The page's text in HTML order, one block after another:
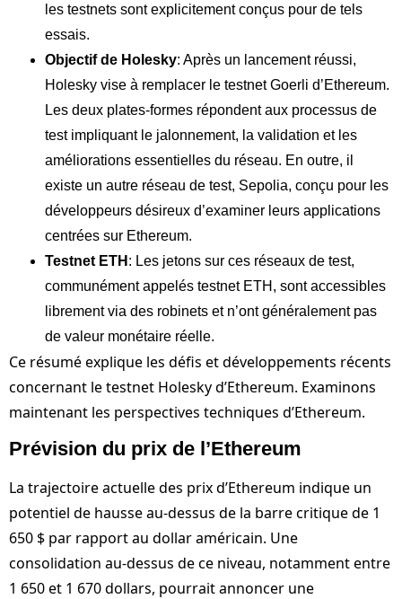
les testnets sont explicitement conçus pour de tels
essais.
Objectif de Holesky: Après un lancement réussi,
Holesky vise à remplacer le testnet Goerli d’Ethereum.
Les deux plates-formes répondent aux processus de
test impliquant le jalonnement, la validation et les
améliorations essentielles du réseau. En outre, il
existe un autre réseau de test, Sepolia, conçu pour les
développeurs désireux d’examiner leurs applications
centrées sur Ethereum.
Testnet ETH : Les jetons sur ces réseaux de test,
communément appelés testnet ETH, sont accessibles
librement via des robinets et n’ont généralement pas
de valeur monétaire réelle.
Ce résumé explique les défis et développements récents
concernant le testnet Holesky d’Ethereum. Examinons
maintenant les perspectives techniques d’Ethereum.
Prévision du prix de l’Ethereum
La trajectoire actuelle des prix d’Ethereum indique un
potentiel de hausse au-dessus de la barre critique de 1
650 $ par rapport au dollar américain. Une
consolidation au-dessus de ce niveau, notamment entre
1 650 et 1 670 dollars, pourrait annoncer une